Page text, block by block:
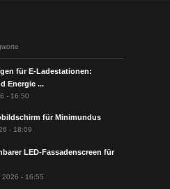
für E-Ladestationen:
Energie ...
- 16:50
für Minimundus
- 18:09
LED-Fassadenscreen für
2026 - 16:55